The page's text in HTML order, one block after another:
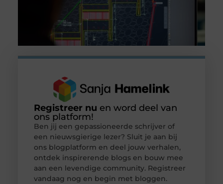
Registreer nu en word deel van
ons platform!
Ben jij een gepassioneerde schrijver of
een nieuwsgierige lezer? Sluit je aan bij
ons blogplatform en deel jouw verhalen,
ontdek inspirerende blogs en bouw mee
aan een levendige community. Registreer
vandaag nog en begin met bloggen.